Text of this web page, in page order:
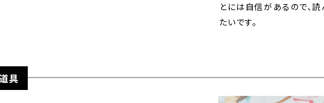
とには自信があるので、
たいです。
具